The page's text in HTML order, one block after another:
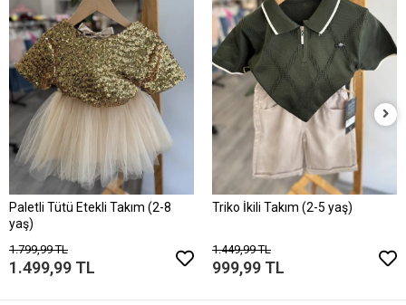
Paletli Tütü Etekli Takım (2-8
yaş)
1.799,99 TL
1.499,99 TL
Triko İkili Takım (2-5 yaş)
1.449,99 TL
999,99 TL